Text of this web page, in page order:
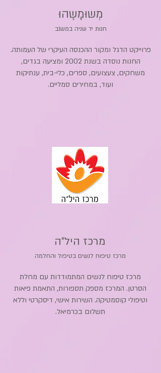
מְשוּמָשֶהוּ
חנות יד שניה במשגב
פרוייקט הדגל ומקור ההכנסה העיקרי של העמותה.
החנות נוסדה בשנת 2002 ומציעה בגדים,
משחקים, צעצועים, ספרים, כלי-בית, ענתיקות
ועוד, במחירים סמליים.
מרכז היל"ה
מרכז טיפוח לנשים בטיפול והחלמה
מרכז טיפוח לנשים המתמודדות עם מחלת
הסרטן. המרכז מספק תספורות, התאמת פיאות
וטיפולי קוסמטיקה. השירות אישי, דיסקרטי וללא
תשלום בכרמיאל.